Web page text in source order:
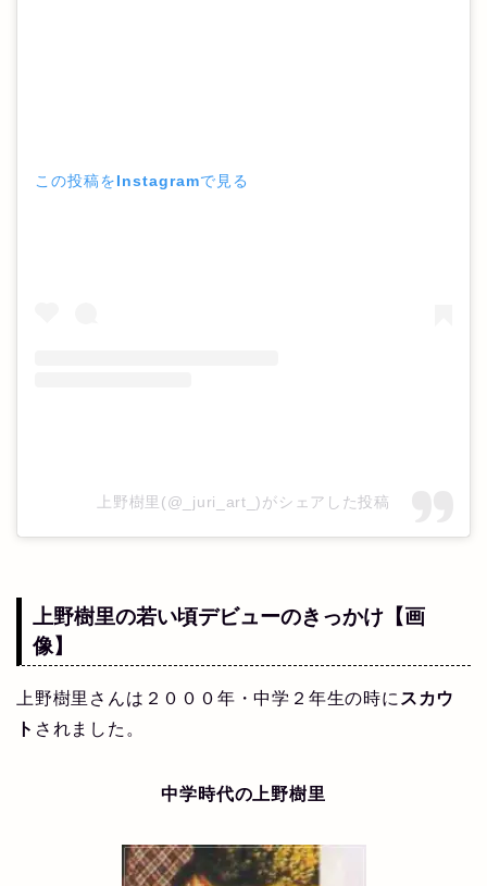
この投稿をInstagramで見る
上野樹里(@_juri_art_)がシェアした投稿
上野樹里の若い頃デビューのきっかけ【画
像】
上野樹里さんは２０００年・中学２年生の時に スカウ
ト されました。
中学時代の上野樹里